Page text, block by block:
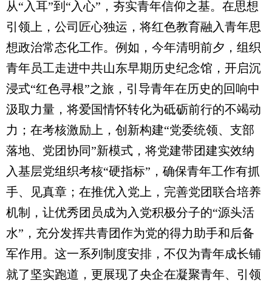
从“入耳”到“入心”，夯实青年信仰之基。在思想
引领上，公司匠心独运，将红色教育融入青年思
想政治常态化工作。例如，今年清明前夕，组织
青年员工走进中共山东早期历史纪念馆，开启沉
浸式“红色寻根”之旅，引导青年在历史的回响中
汲取力量，将爱国情怀转化为砥砺前行的不竭动
力；在考核激励上，创新构建“党委统领、支部
落地、党团协同”新模式，将党建带团建实效纳
入基层党组织考核“硬指标”，确保青年工作有抓
手、见真章；在推优入党上，完善党团联合培养
机制，让优秀团员成为入党积极分子的“源头活
水”，充分发挥共青团作为党的得力助手和后备
军作用。这一系列制度安排，不仅为青年成长铺
就了坚实跑道，更展现了央企在凝聚青年、引领